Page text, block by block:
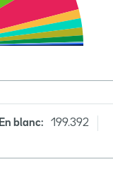
En blanc:
199.392